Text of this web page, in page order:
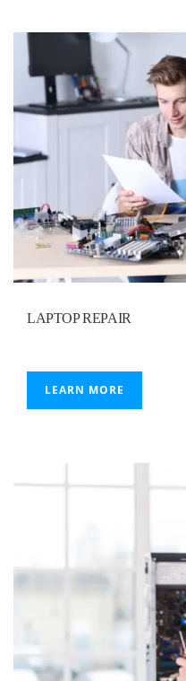
LAPTOP REPAIR
LEARN MORE